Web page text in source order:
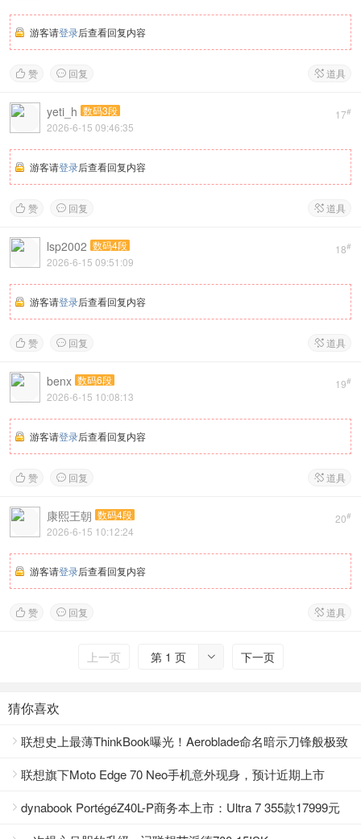
游客请登录后查看回复内容
 赞  回复  道具
17#
yeti_h 数码3段
2026-6-15 09:46:35
游客请登录后查看回复内容
 赞  回复  道具
18#
lsp2002 数码4段
2026-6-15 09:51:09
游客请登录后查看回复内容
 赞  回复  道具
19#
benx 数码6段
2026-6-15 10:08:13
游客请登录后查看回复内容
 赞  回复  道具
20#
康熙王朝 数码4段
2026-6-15 10:12:24
游客请登录后查看回复内容
 赞  回复  道具
上一页 
第 1 页 下一页
猜你喜欢
 联想史上最薄ThinkBook曝光！Aeroblade命名暗示刀锋般极致
轻薄
 联想旗下Moto Edge 70 Neo手机意外现身，预计近期上市
 dynabook PortégéZ40L-P商务本上市：Ultra 7 355款17999元